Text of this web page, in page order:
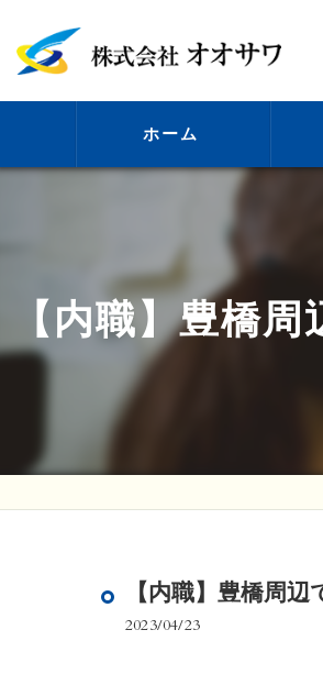
ホーム
ビ
【内職】豊橋
【内職】豊橋周
2023/04/23